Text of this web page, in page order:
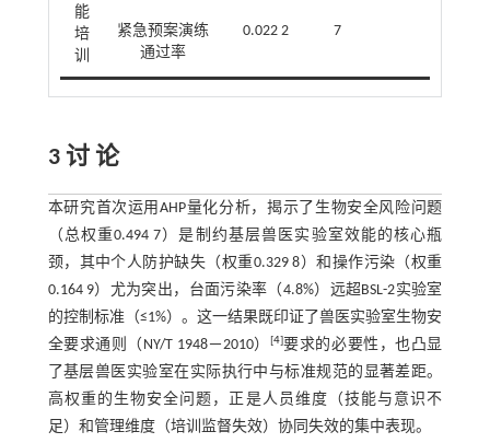
能
培
训
紧急预案演练
通过率
0.022 2 7
3 讨 论
本研究首次运用AHP量化分析，揭示了生物安全风险问题
（总权重0.494 7）是制约基层兽医实验室效能的核心瓶
颈，其中个人防护缺失（权重0.329 8）和操作污染（权重
0.164 9）尤为突出，台面污染率（4.8%）远超BSL-2实验室
的控制标准（≤1%）。这一结果既印证了兽医实验室生物安
全要求通则（NY/T 1948－2010）
[4]要求的必要性，也凸显
了基层兽医实验室在实际执行中与标准规范的显著差距。
高权重的生物安全问题，正是人员维度（技能与意识不
足）和管理维度（培训监督失效）协同失效的集中表现。